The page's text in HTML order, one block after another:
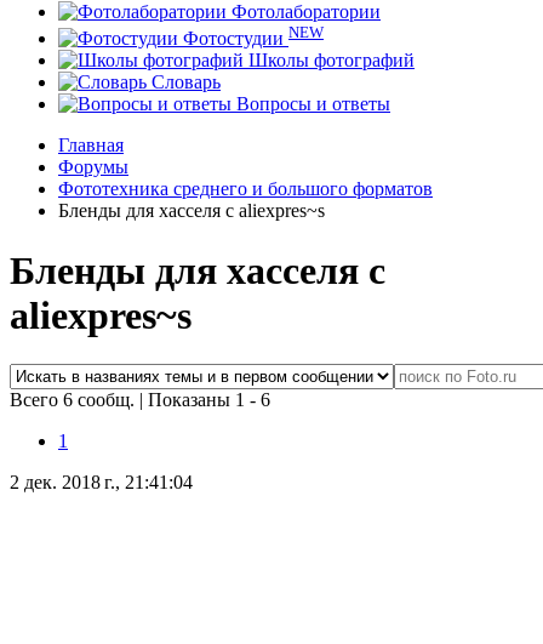
Фотолаборатории
Фотостудии NEW
Школы фотографий
Словарь
Вопросы и ответы
Главная
Форумы
Фототехника среднего и большого форматов
Бленды для хасселя с aliexpres~s
Бленды для хасселя с
aliexpres~s
Всего 6 сообщ. | Показаны 1 - 6
1
2 дек. 2018 г., 21:41:04